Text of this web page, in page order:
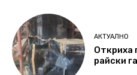
АКТУАЛНО
Откриха
райски